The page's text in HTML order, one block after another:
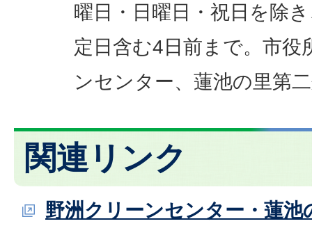
曜日・日曜日・祝日を除
定日含む4日前まで。市役
ンセンター、蓮池の里第
関連リンク
野洲クリーンセンター・蓮池